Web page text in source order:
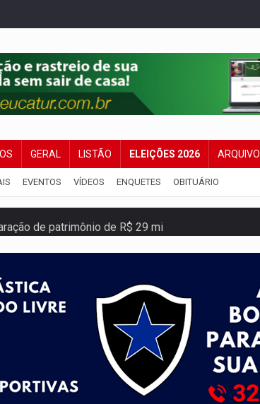
GERAL LISTÃO ELEIÇÕES 2026 ARQUIVO
EVENTOS VÍDEOS ENQUETES OBITUÁRIO
de patrimônio de R$ 29 mi
com efeitos retroativos
- UASG 200095
falso de caminhão
dos Pais